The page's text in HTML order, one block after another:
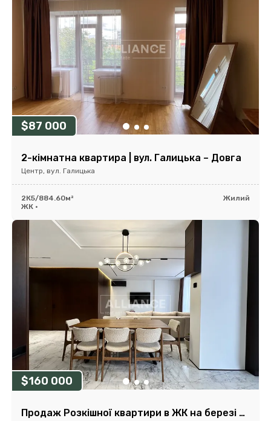
$87 000
2-кімнатна квартира | вул. Галицька – Довга
Центр, вул. Галицька
2К5/884.60м²
Жилий
ЖК •
$160 000
Продаж Розкішної квартири в ЖК на березі річки.